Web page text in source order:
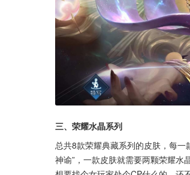
三、荣耀水晶系列
总共8款荣耀典藏系列的皮肤，每一
神谕”，一款皮肤就需要两颗荣耀水